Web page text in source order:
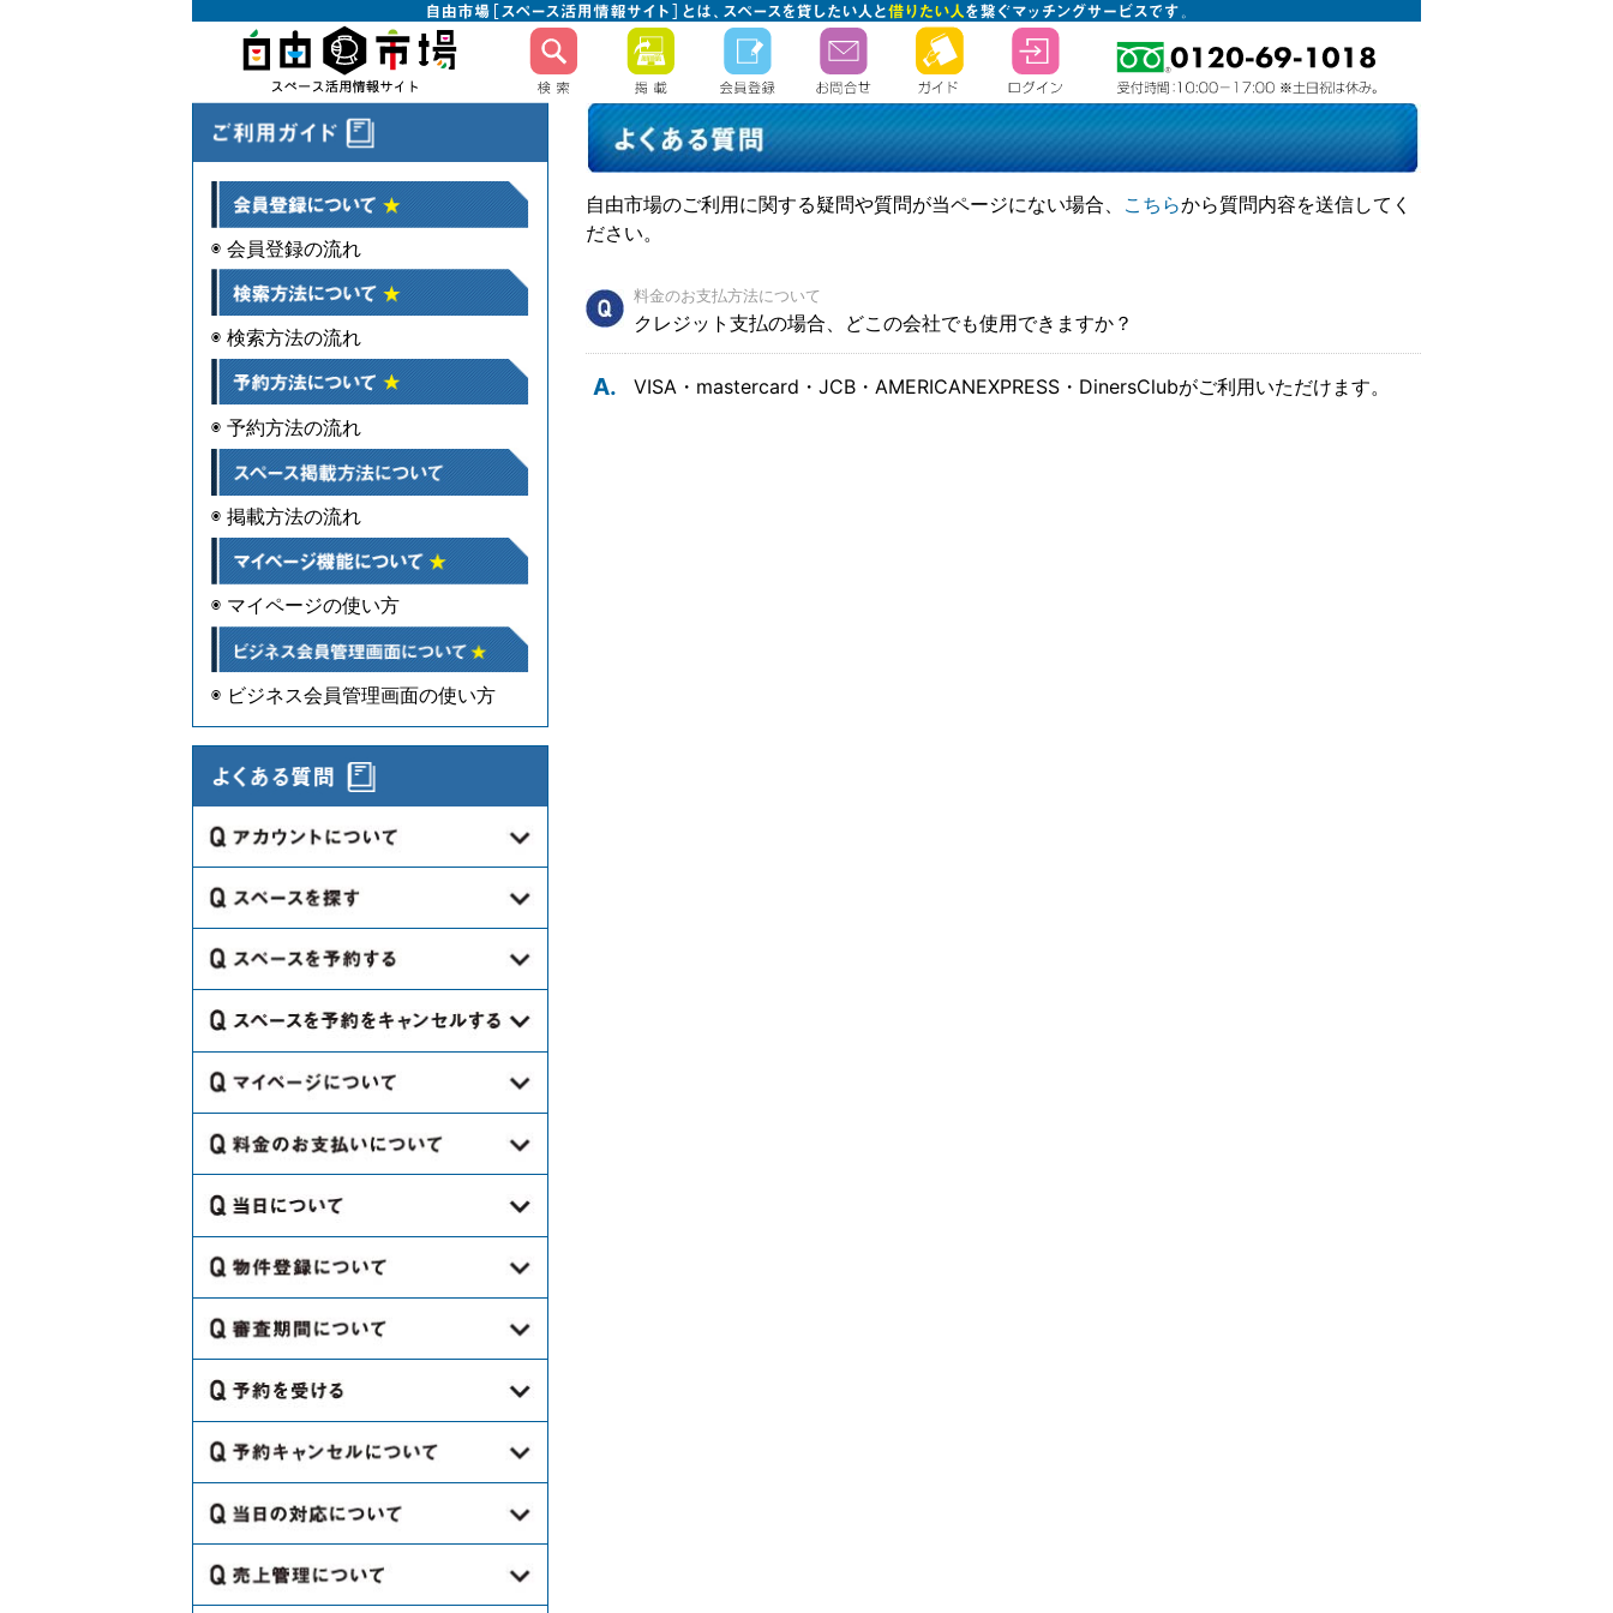
◉ 会員登録の流れ
◉ 検索方法の流れ
◉ 予約方法の流れ
◉ 掲載方法の流れ
◉ マイページの使い方
◉ ビジネス会員管理画面の使い方
Q.会員登録は必要ですか？
Q.会員登録には年齢制限などの制限
はありますか？
Q.会員登録はどこでしますか？
Q.会員登録は必要情報を入力するだ
けですか？
Q.会員登録するのに料金はかかりま
すか？
Q.会員登録するのに保証人は必要で
すか？
Q.会員登録の際に担当者欄が5名分あ
ルを受け取れますか？
Q.会員登録の際に法人と個人で登録
を選択しますが、登録後に対応等で
何か違いはありますか？
Q.ひとつの法人で複数の支社や営業
登録すればよいですか？
Q.登録したメールアドレスにメール
が届きません。
Q.どのようにスペースを探すのです
Q.海外のスペースはないのですか？
Q.スペースの空き情報を知りたいで
す。
Q.スペースでわからないことがあっ
か。
Q.備品レンタル（机、レジ、プロジ
ェクター等）の貸出しは行っていま
すか。
Q.オプションにある「特定業種割
引」ってなんですか？
すか。
Q.カレンダーで黒塗りになっている
Q.金額が｢お問い合わせください｣に
なっているのは、どうやって金額を
聞けばよいですか。
ことができますか？
Q.電話での予約はできますか？
Q.キャンセル待ちとはどのような機
能ですか？
ません。
Q.メルマガはどれくらいの頻度でき
Q.保証の際の詳細を教えてくださ
い。
Q.予約内容は後から変更することは
Q.どのような手続きが必要になりま
Q.キャンセル料の金額はどこを見た
らわかりますか？
Q.キャンセル料はどのように返金さ
か？
Q.ひとつの予約で複数の日程で予約
をとりましたが、1日だけキャンセル
したいです。
Q.誤ってキャンセルしてしまいまし
た。予約を戻すことはできますか？
る必要はありますか？
Q.口座情報欄に入力する口座は会員
Q.口座情報は都度変更してもよいで
すか？
Q.証明書類にあるPL保険ってなんで
ありますか？
Q.移動販売車の登録はどのタイミン
グでできますか？
どのように登録すれば良いですか？
Q.移動販売での出店の場合、加入し
Q.どのような支払方法があります
Q.銀行振込みの場合、どこの銀行で
も振込みできますか？
Q.コンビニ支払の場合、どこのコン
社でも使用できますか？
Q.請求書や領収書はマイページで確
認できますか？
Q.利用当日の流れを教えてくださ
Q.利用当日にトラブルがあった場
合、どこに連絡すればよいですか？
Q.利用時間を変更したい場合、どう
ろしいでしょうか？
Q.スペースの備品・設備を破損して
しまいました。どうすればよいです
か？
Q.どのように物件登録をするのです
Q.どのような場所も登録できるので
すか？
Q.海外のスペースも登録することが
上で表示されません。
Q.貸出物はどのようなものでもよい
Q.ビジネス会員の審査はどのような
Q.ビジネス会員の審査期間はどれく
らいかかりますか？
Q.ビジネス会員の審査が終わったら
れますか？
Q.ユーザーからお問い合わせがあっ
た際はどのように対応すれば良いで
すか？
Q.予約キャンセルの場合、どのよう
Q.入金後のキャンセルで返金がある
場合、どのような手続きが必要です
Q.鍵の受け渡しはどのように行われ
自由市場のご利用に関する疑問や質問が当ページにない場合、 こちらから質問内容を送信してく
ださい。
料金のお支払方法について
クレジット支払の場合、どこの会社でも使用できますか？
A. VISA・mastercard・JCB・AMERICANEXPRESS・DinersClubがご利用いただけます。